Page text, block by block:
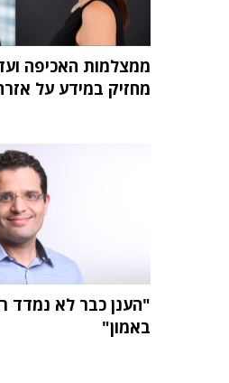
ממצלמות האכיפה
מחזיק במידע על
"הענן כבר לא נמדד
באמון"